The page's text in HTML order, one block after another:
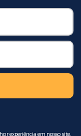
experiência em nosso site.